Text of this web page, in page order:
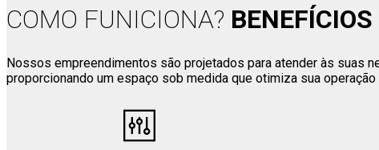
COMO FUNICIONA?
Nossos empreendimentos são projetados para atender às suas
proporcionando um espaço sob medida que otimiza sua